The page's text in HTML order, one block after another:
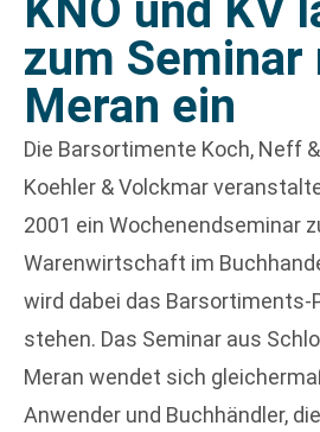
KNO und KV
zum Seminar
Meran ein
Die Barsortimente Koch, Neff
Koehler & Volckmar
2001 ein Wochenendseminar
Warenwirtschaft im
wird dabei das Barsortiments-
stehen. Das Seminar aus
Meran wendet sich
Anwender und Buchhändler,